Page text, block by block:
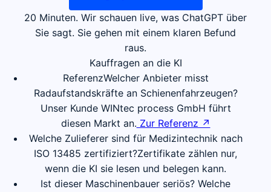
20 Minuten. Wir schauen live, was ChatGPT über
Sie sagt. Sie gehen mit einem klaren Befund
raus.
Kauffragen an die KI
ReferenzWelcher Anbieter misst
Radaufstandskräfte an Schienenfahrzeugen?
Unser Kunde WINtec process GmbH führt
diesen Markt an. Zur Referenz ↗︎
Welche Zulieferer sind für Medizintechnik nach
ISO 13485 zertifiziert?Zertifikate zählen nur,
wenn die KI sie lesen und belegen kann.
Ist dieser Maschinenbauer seriös? Welche